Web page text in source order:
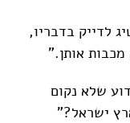
לדייק בדבריו,
מכבות אותן."
שלא נקום
ישראל?"